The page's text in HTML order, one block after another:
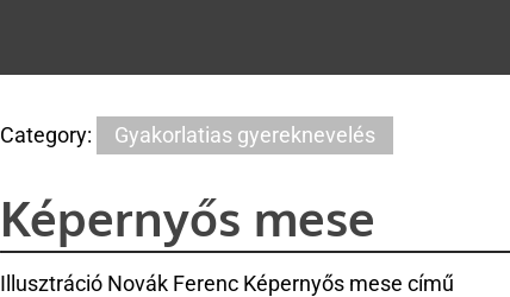
Category: Gyakorlatias gyereknevelés
Képernyős mese
Illusztráció Novák Ferenc Képernyős mese című